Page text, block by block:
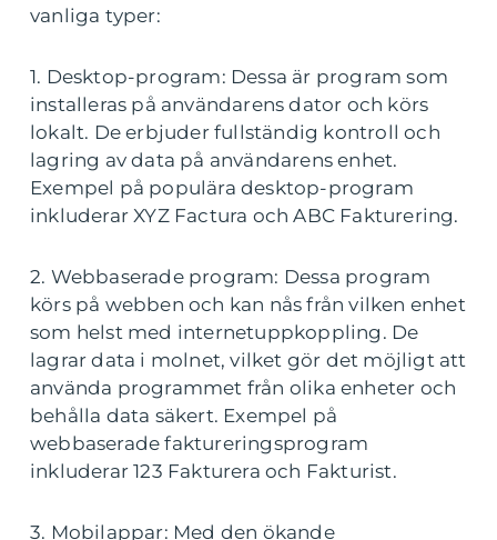
vanliga typer:
1. Desktop-program: Dessa är program som
installeras på användarens dator och körs
lokalt. De erbjuder fullständig kontroll och
lagring av data på användarens enhet.
Exempel på populära desktop-program
inkluderar XYZ Factura och ABC Fakturering.
2. Webbaserade program: Dessa program
körs på webben och kan nås från vilken enhet
som helst med internetuppkoppling. De
lagrar data i molnet, vilket gör det möjligt att
använda programmet från olika enheter och
behålla data säkert. Exempel på
webbaserade faktureringsprogram
inkluderar 123 Fakturera och Fakturist.
3. Mobilappar: Med den ökande